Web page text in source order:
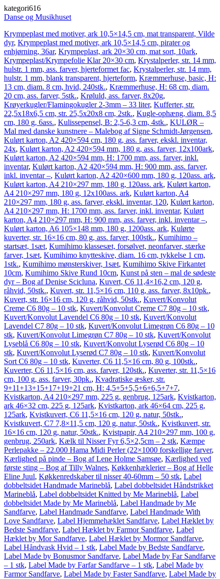
kategori616
Danse og Musikhuset
Krympeplast med motiver, ark 10,5×14,5 cm, mat transparent, Vilde
dyr, Krympeplast med motiver, ark 10,5×14,5 cm, pirater og
enhjørning, 36ar, Krympeplast, ark 20×30 cm, mat sort, 10ark,
Krympeplast/Krympefolie Klar 20×30 cm, Krystalperler, str. 14 mm,
hulstr. 1 mm, ass. farver, hjerteformet fac, Krystalperler, str. 14 mm,
hulstr. 1 mm, blank transparent, hjerteform, Kræmmerhuse, basic, H:
13 cm, diam. 8 cm, hvid, 240stk., Kræmmerhuse, H: 68 cm, diam.
20 cm, ass. farver, 5stk., Krøluld, ass. farver, 8x20g,
Krøyerkugler/Flamingokugler 2-3mm – 33 liter, Kufferter, str.
22,5x18x6,5 cm, str. 25,5x20x8 cm, 2stk., Kugle-ophæng, diam. 8,5
cm, 180 g, 6ass., Kulissepensel, B: 2,5-6,3 cm, 4stk., KULØR –
Mal med danske kunstnere – Malebog af Signe Schmidt-Jørgensen,
Kulørt karton, A2 420×594 cm, 180 g, ass. farver, ekskl. inventar,
24x, Kulørt karton, A2 420×594 mm, 180 g, ass. farver, 12x100ark,
Kulørt karton, A2 420×594 mm, H: 1700 mm, ass. farver, inkl.
inventar, Kulørt karton, A2 420×594 mm, H: 900 mm, ass. farver,
inkl. inventar –, Kulørt karton, A2 420×600 mm, 180 g, 120ass. ark,
Kulørt karton, A4 210×297 mm, 180 g, 120ass. ark, Kulørt karton,
A4 210×297 mm, 180 g, 12x100ass. ark, Kulørt karton, A4
210×297 mm, 180 g, ass. farver, ekskl. inventar, 120, Kulørt karton,
A4 210×297 mm, H: 1700 mm, ass. farver, inkl. inventar, Kulørt
karton, A4 210×297 mm, H: 900 mm, ass. farver, inkl. inventar –,
Kulørt karton, A6 105×148 mm, 180 g, 1200ass. ark, Kulørte
kuverter, str. 16×16 cm, 80 g, ass. farver, 100stk., Kumihimo –
startsæt, 1sæt, Kumihimo klassesæt, forsølvet, neonfarver, stærke
farver, 1sæt, Kumihimo knytteskive, diam. 16 cm, tykkelse 1 cm,
1stk., Kumihimo mønsterskiver, 1sæt, Kumihimo Skive Firkantet
10cm, Kumihimo Skive Rund 10cm, Kunst på sten – mal de sødeste
dyr – Bog af Denise Scicluna, Kuvert, C6 11,4×16,2 cm, 120 g,
råhvid, 50stk., Kuvert, str. 11,5×16 cm, 110 g, ass. farver, 8x10pk.,
Kuvert, str. 16×16 cm, 120 g, råhvid, 50stk., Kuvert/Konvolut
Creme C6 80g – 10 stk, Kuvert/Konvolut Creme C7 80g – 10 stk,
Kuvert/Konvolut Lavendel C6 80g – 10 stk, Kuvert/Konvolut
Lavendel C7 80g – 10 stk, Kuvert/Konvolut Limegrøn C6 80g – 10
stk, Kuvert/Konvolut Limegrøn C7 80g – 10 stk, Kuvert/Konvolut
Lyseblå C6 80g – 10 stk, Kuvert/Konvolut Lyserød C6 80g – 10
stk, Kuvert/Konvolut Lyserød C7 80g – 10 stk, Kuvert/Konvolut
Sort C6 80g – 10 stk, Kuverter, C6 11,5×16 cm, 80 g, 100stk.,
Kuverter, C6 11,5×16 cm, ass. farver, 120stk., Kuverter, str. 11,5×16
cm, 100 g, ass. farver, 30pk., Kvadratiske æsker, str.
9+11+13+15+17+19+21 cm, H: 4,5+5+5,5+6+6,5+7+7,
Kvistkarton, A4 210×297 mm, 225 g, genbrug, 125ark, Kvistkarton,
ark 46×32 cm, 225 g, 125ark, Kvistkarton, ark 46×64 cm, 225 g,
125ark, Kvistkuvert, C6 11,5×16 cm, 120 g, natur, 50stk.,
Kvistkuvert, C7 7,8×11,5 cm, 120 g, natur, 50stk., Kvistkuvert, str.
16×16 cm, 120 g, natur, 50stk., Kvistpapir, A4 210×297 mm, 100 g,
genbrug, 250ark, Kælk til Nisser Fyr 6,5×2,5cm – 2 stk, Kæmpe
Perlepakke – 22.000 Hama Midi Perler (22×1000 forskellige farver,
Kærlighed på pinde – Bog af Lene Holme Samsøe, Kærlighed ved
første sting – Bog af Tilly Walnes, Køkkenhæklerier – Bog af Helle
Eline Juul, Køkkenredskaber til nisser 40-60mm – 50 stk, Label
dobbeltsidet Handmade Marineblå, Label dobbeltsidet Håndstrikket
Marineblå, Label dobbeltsidet Knitted by Me Marineblå, Label
dobbeltsidet Made by Me Marineblå, Label Handmade by Me
Sandfarve, Label Handmade Sandfarve, Label Handmade With
Love Sandfarve, Label Hjemmehæklet Sandfarve, Label Hæklet by
Bedste Sandfarve, Label Hæklet by Farmor Sandfarve, Label
Hæklet by Mor Sandfarve, Label Hæklet by Mormor Sandfarve,
Label Håndvask Hvid – 1 stk, Label Made by Bedste Sandfarve,
Label Made by Bonusmor Sandfarve, Label Made by Far Sandfarve
– 1 stk, Label Made by Farfar Sandfarve – 1 stk, Label Made by
Farmor Sandfarve, Label Made by Faster Sandfarve, Label Made by